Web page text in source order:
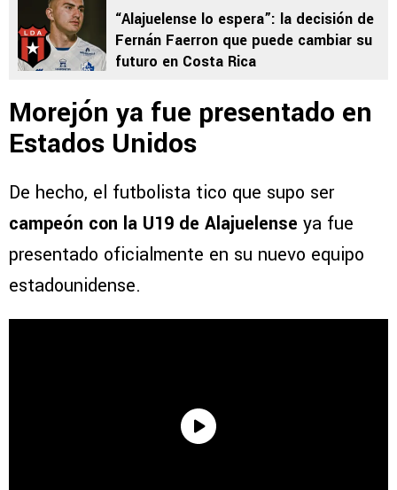
“Alajuelense lo espera”: la decisión de
Fernán Faerron que puede cambiar su
futuro en Costa Rica
Morejón ya fue presentado en
Estados Unidos
De hecho, el futbolista tico que supo ser
campeón con la U19 de Alajuelense ya fue
presentado oficialmente en su nuevo equipo
estadounidense.